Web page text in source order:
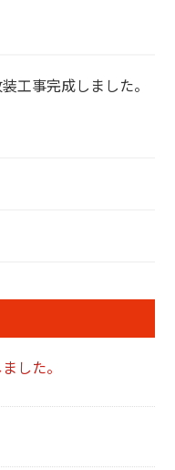
工事完成しました。
した。